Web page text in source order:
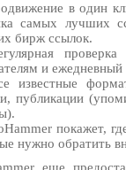
в один
самых лучших
бирж ссылок.
и ежедневный
известные
публикации
покажет,
нужно обратить